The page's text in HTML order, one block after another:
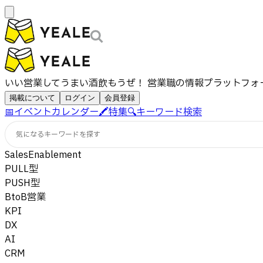
いい営業してうまい酒飲もうぜ！ 営業職の情報プラットフォ
掲載について ログイン 会員登録
📅イベントカレンダー🖍️特集🔍キーワード検索
気になるキーワードを探す
SalesEnablement
PULL型
PUSH型
BtoB営業
KPI
DX
AI
CRM